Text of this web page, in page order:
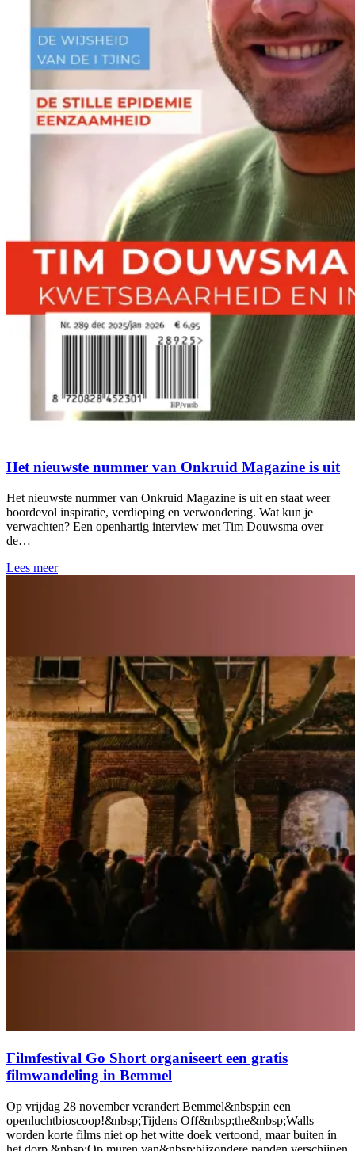
Het nieuwste nummer van Onkruid Magazine is uit
Het nieuwste nummer van Onkruid Magazine is uit en staat weer
boordevol inspiratie, verdieping en verwondering. Wat kun je
verwachten? Een openhartig interview met Tim Douwsma over
de…
Lees meer
Filmfestival Go Short organiseert een gratis
filmwandeling in Bemmel
Op vrijdag 28 november verandert Bemmel&nbsp;in een
openluchtbioscoop!&nbsp;Tijdens Off&nbsp;the&nbsp;Walls
worden korte films niet op het witte doek vertoond, maar buiten ín